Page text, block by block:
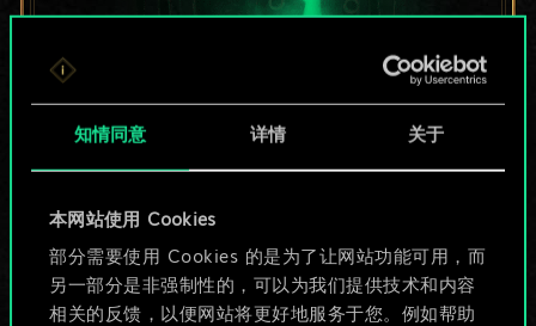
知情同意 详情 关于
本网站使用 Cookies
部分需要使用 Cookies 的是为了让网站功能可用，而
另一部分是非强制性的，可以为我们提供技术和内容
相关的反馈，以便网站将更好地服务于您。例如帮助
牌，但能做的不止这
些！